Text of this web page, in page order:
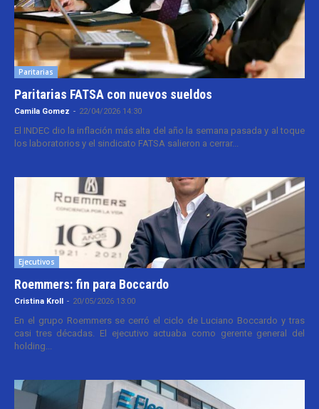
Paritarias
Paritarias FATSA con nuevos sueldos
Camila Gomez - 22/04/2026 14:30
El INDEC dio la inflación más alta del año la semana pasada y al toque
los laboratorios y el sindicato FATSA salieron a cerrar...
Ejecutivos
Roemmers: fin para Boccardo
Cristina Kroll - 20/05/2026 13:00
En el grupo Roemmers se cerró el ciclo de Luciano Boccardo y tras
casi tres décadas. El ejecutivo actuaba como gerente general del
holding...